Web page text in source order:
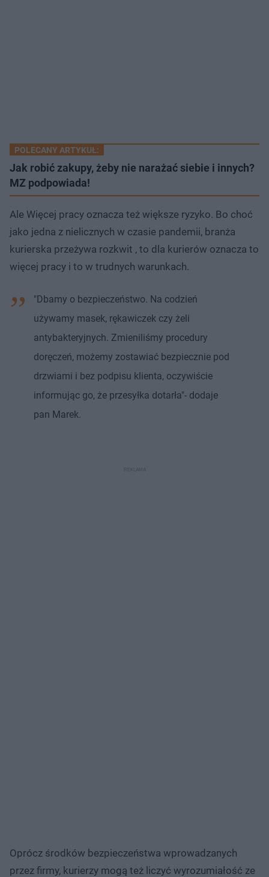
POLECANY ARTYKUŁ:
Jak robić zakupy, żeby nie narażać siebie i innych?
MZ podpowiada!
Ale Więcej pracy oznacza też większe ryzyko. Bo choć
jako jedna z nielicznych w czasie pandemii, branża
kurierska przeżywa rozkwit , to dla kurierów oznacza to
więcej pracy i to w trudnych warunkach.
"Dbamy o bezpieczeństwo. Na codzień
używamy masek, rękawiczek czy żeli
antybakteryjnych. Zmieniliśmy procedury
doręczeń, możemy zostawiać bezpiecznie pod
drzwiami i bez podpisu klienta, oczywiście
informując go, że przesyłka dotarła"- dodaje
pan Marek.
Oprócz środków bezpieczeństwa wprowadzanych
przez firmy, kurierzy mogą też liczyć wyrozumiałość ze